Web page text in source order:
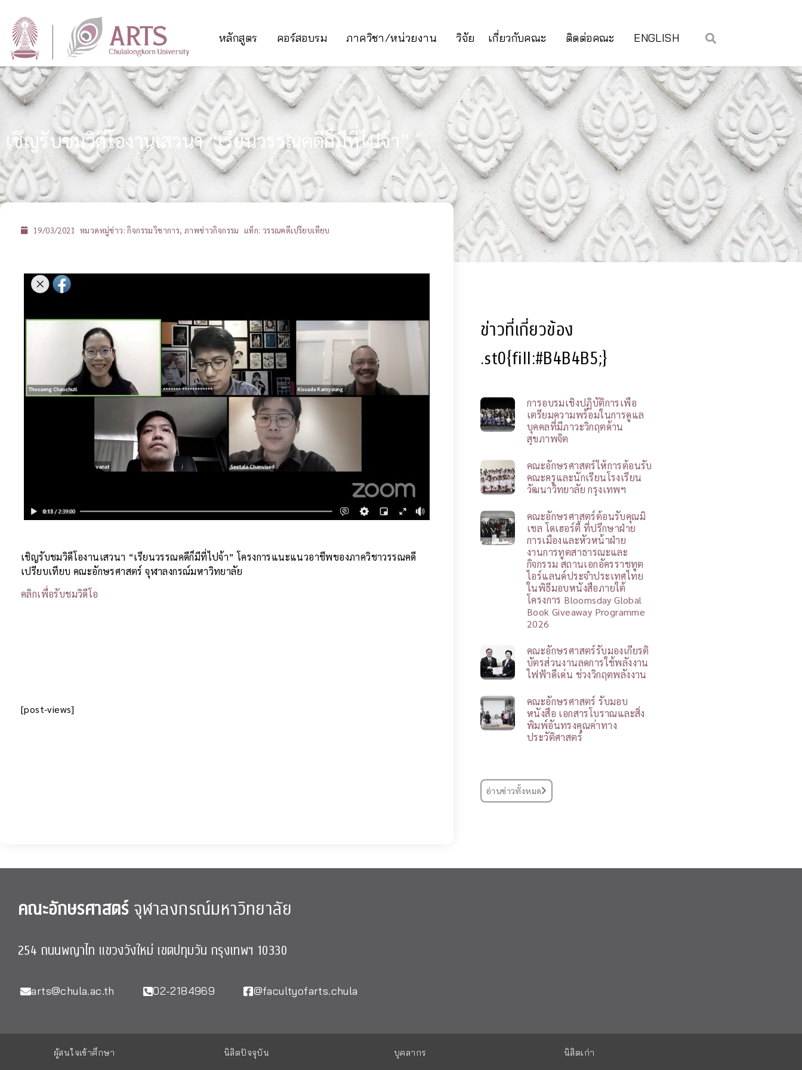
หลักสูตร คอร์สอบรม ภาควิชา/หน่วยงาน วิจัย เกี่ยวกับคณะ ติดต่อคณะ ENGLISH
เชิญรับชมวิดีโองานเสวนา “เรียนวรรณคดีก็มีที่ไปจ้า”
19/03/2021 หมวดหมู่ข่าว:กิจกรรมวิชาการ,ภาพข่าวกิจกรรม แท็ก: วรรณคดีเปรียบเทียบ
เชิญรับชมวิดีโองานเสวนา “เรียนวรรณคดีก็มีที่ไปจ้า” โครงการแนะแนวอาชีพของภาควิชาวรรณคดี
เปรียบเทียบ คณะอักษรศาสตร์ จุฬาลงกรณ์มหาวิทยาลัย
คลิกเพื่อรับชมวิดีโอ
[post-views]
ข่าวที่เกี่ยวข้อง
.st0{fill:#B4B4B5;}
การอบรมเชิงปฏิบัติการเพื่อ
เตรียมความพร้อมในการดูแล
บุคคลที่มีภาวะวิกฤตด้าน
สุขภาพจิต
คณะอักษรศาสตร์ให้การต้อนรับ
คณะครูและนักเรียนโรงเรียน
วัฒนาวิทยาลัย กรุงเทพฯ
คณะอักษรศาสตร์ต้อนรับคุณมิ
เชล โดเฮอร์ตี้ ที่ปรึกษาฝ่าย
การเมืองและหัวหน้าฝ่าย
งานการทูตสาธารณะและ
กิจกรรม สถานเอกอัครราชทูต
ไอร์แลนด์ประจำประเทศไทย
ในพิธีมอบหนังสือภายใต้
โครงการ Bloomsday Global
Book Giveaway Programme
2026
คณะอักษรศาสตร์รับมองเกียรติ
บัตรส่วนงานลดการใช้พลังงาน
ไฟฟ้าดีเด่น ช่วงวิกฤตพลังงาน
คณะอักษรศาสตร์ รับมอบ
หนังสือ เอกสารโบราณและสิ่ง
พิมพ์อันทรงคุณค่าทาง
ประวัติศาสตร์
อ่านข่าวทั้งหมด
คณะอักษรศาสตร์จุฬาลงกรณ์มหาวิทยาลัย
254 ถนนพญาไท แขวงวังใหม่ เขตปทุมวัน กรุงเทพฯ 10330
arts@chula.ac.th 02-2184969 @facultyofarts.chula
ผู้สนใจเข้าศึกษา นิสิตปัจจุบัน บุคลากร นิสิตเก่า